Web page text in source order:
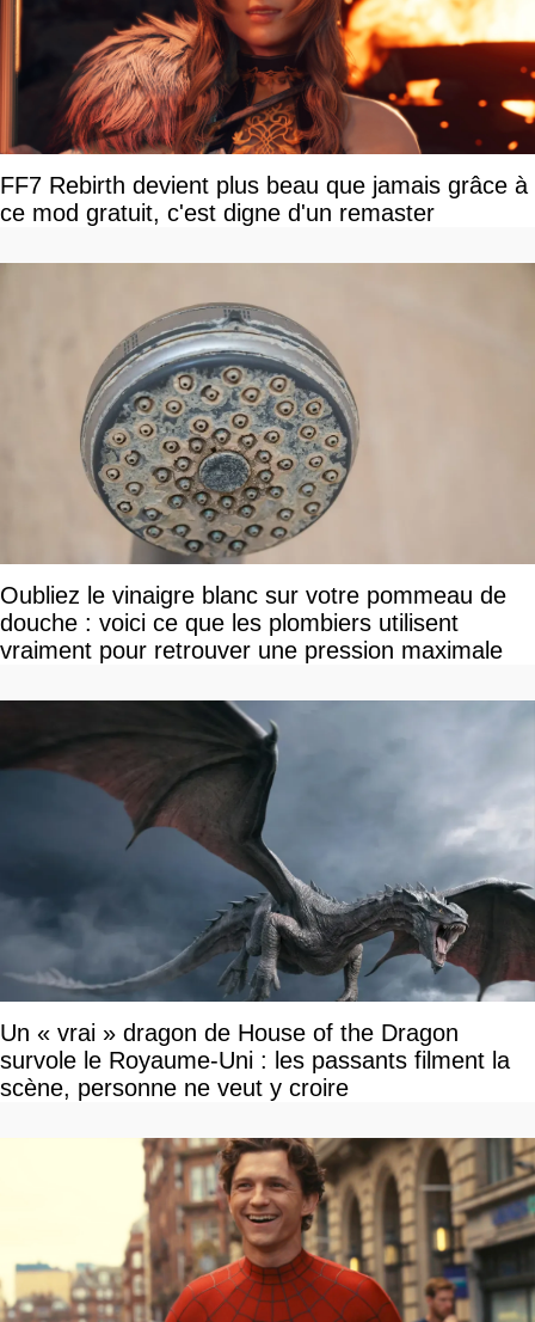
FF7 Rebirth devient plus beau que jamais grâce à
ce mod gratuit, c'est digne d'un remaster
Oubliez le vinaigre blanc sur votre pommeau de
douche : voici ce que les plombiers utilisent
vraiment pour retrouver une pression maximale
Un « vrai » dragon de House of the Dragon
survole le Royaume-Uni : les passants filment la
scène, personne ne veut y croire